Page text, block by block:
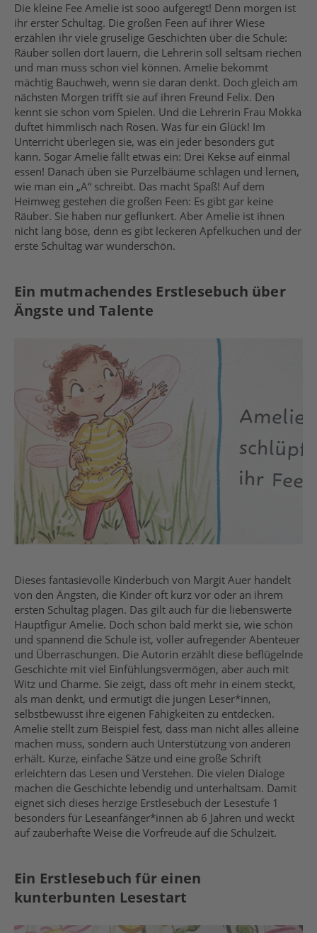
Die kleine Fee Amelie ist sooo aufgeregt! Denn morgen ist
ihr erster Schultag. Die großen Feen auf ihrer Wiese
erzählen ihr viele gruselige Geschichten über die Schule:
Räuber sollen dort lauern, die Lehrerin soll seltsam riechen
und man muss schon viel können. Amelie bekommt
mächtig Bauchweh, wenn sie daran denkt. Doch gleich am
nächsten Morgen trifft sie auf ihren Freund Felix. Den
kennt sie schon vom Spielen. Und die Lehrerin Frau Mokka
duftet himmlisch nach Rosen. Was für ein Glück! Im
Unterricht überlegen sie, was ein jeder besonders gut
kann. Sogar Amelie fällt etwas ein: Drei Kekse auf einmal
essen! Danach üben sie Purzelbäume schlagen und lernen,
wie man ein „A“ schreibt. Das macht Spaß! Auf dem
Heimweg gestehen die großen Feen: Es gibt gar keine
Räuber. Sie haben nur geflunkert. Aber Amelie ist ihnen
nicht lang böse, denn es gibt leckeren Apfelkuchen und der
erste Schultag war wunderschön.
Ein mutmachendes Erstlesebuch über
Ängste und Talente
Dieses fantasievolle Kinderbuch von Margit Auer handelt
von den Ängsten, die Kinder oft kurz vor oder an ihrem
ersten Schultag plagen. Das gilt auch für die liebenswerte
Hauptfigur Amelie. Doch schon bald merkt sie, wie schön
und spannend die Schule ist, voller aufregender Abenteuer
und Überraschungen. Die Autorin erzählt diese beflügelnde
Geschichte mit viel Einfühlungsvermögen, aber auch mit
Witz und Charme. Sie zeigt, dass oft mehr in einem steckt,
als man denkt, und ermutigt die jungen Leser*innen,
selbstbewusst ihre eigenen Fähigkeiten zu entdecken.
Amelie stellt zum Beispiel fest, dass man nicht alles alleine
machen muss, sondern auch Unterstützung von anderen
erhält. Kurze, einfache Sätze und eine große Schrift
erleichtern das Lesen und Verstehen. Die vielen Dialoge
machen die Geschichte lebendig und unterhaltsam. Damit
eignet sich dieses herzige Erstlesebuch der Lesestufe 1
besonders für Leseanfänger*innen ab 6 Jahren und weckt
auf zauberhafte Weise die Vorfreude auf die Schulzeit.
Ein Erstlesebuch für einen
kunterbunten Lesestart